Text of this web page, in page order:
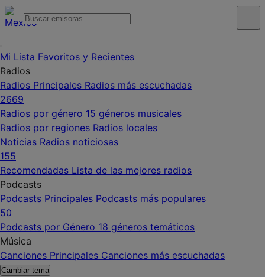
Mi Lista Favoritos y Recientes
Radios
Radios Principales Radios más escuchadas
2669
Radios por género 15 géneros musicales
Radios por regiones Radios locales
Noticias Radios noticiosas
155
Recomendadas Lista de las mejores radios
Podcasts
Podcasts Principales Podcasts más populares
50
Podcasts por Género 18 géneros temáticos
Música
Canciones Principales Canciones más escuchadas
Cambiar tema